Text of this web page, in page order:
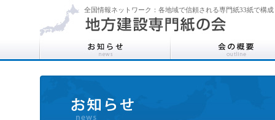
全国情報ネットワーク：各地域で信頼される専門紙33紙で構成